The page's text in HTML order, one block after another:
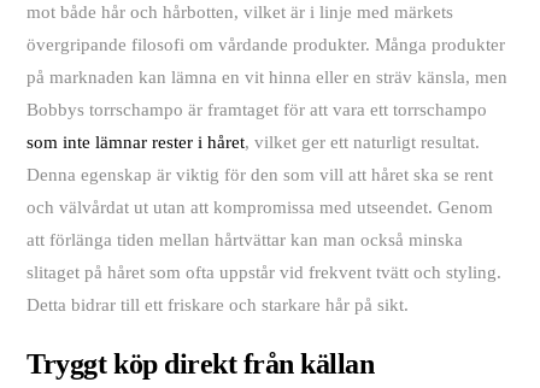
mot både hår och hårbotten, vilket är i linje med märkets
övergripande filosofi om vårdande produkter. Många produkter
på marknaden kan lämna en vit hinna eller en sträv känsla, men
Bobbys torrschampo är framtaget för att vara ett torrschampo
som inte lämnar rester i håret, vilket ger ett naturligt resultat.
Denna egenskap är viktig för den som vill att håret ska se rent
och välvårdat ut utan att kompromissa med utseendet. Genom
att förlänga tiden mellan hårtvättar kan man också minska
slitaget på håret som ofta uppstår vid frekvent tvätt och styling.
Detta bidrar till ett friskare och starkare hår på sikt.
Tryggt köp direkt från källan